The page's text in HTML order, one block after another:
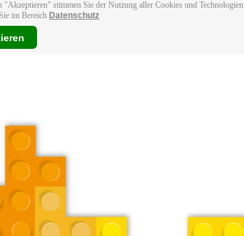
stimmen Sie der Nutzung aller Cookies und Technologien
im Bereich Datenschutz